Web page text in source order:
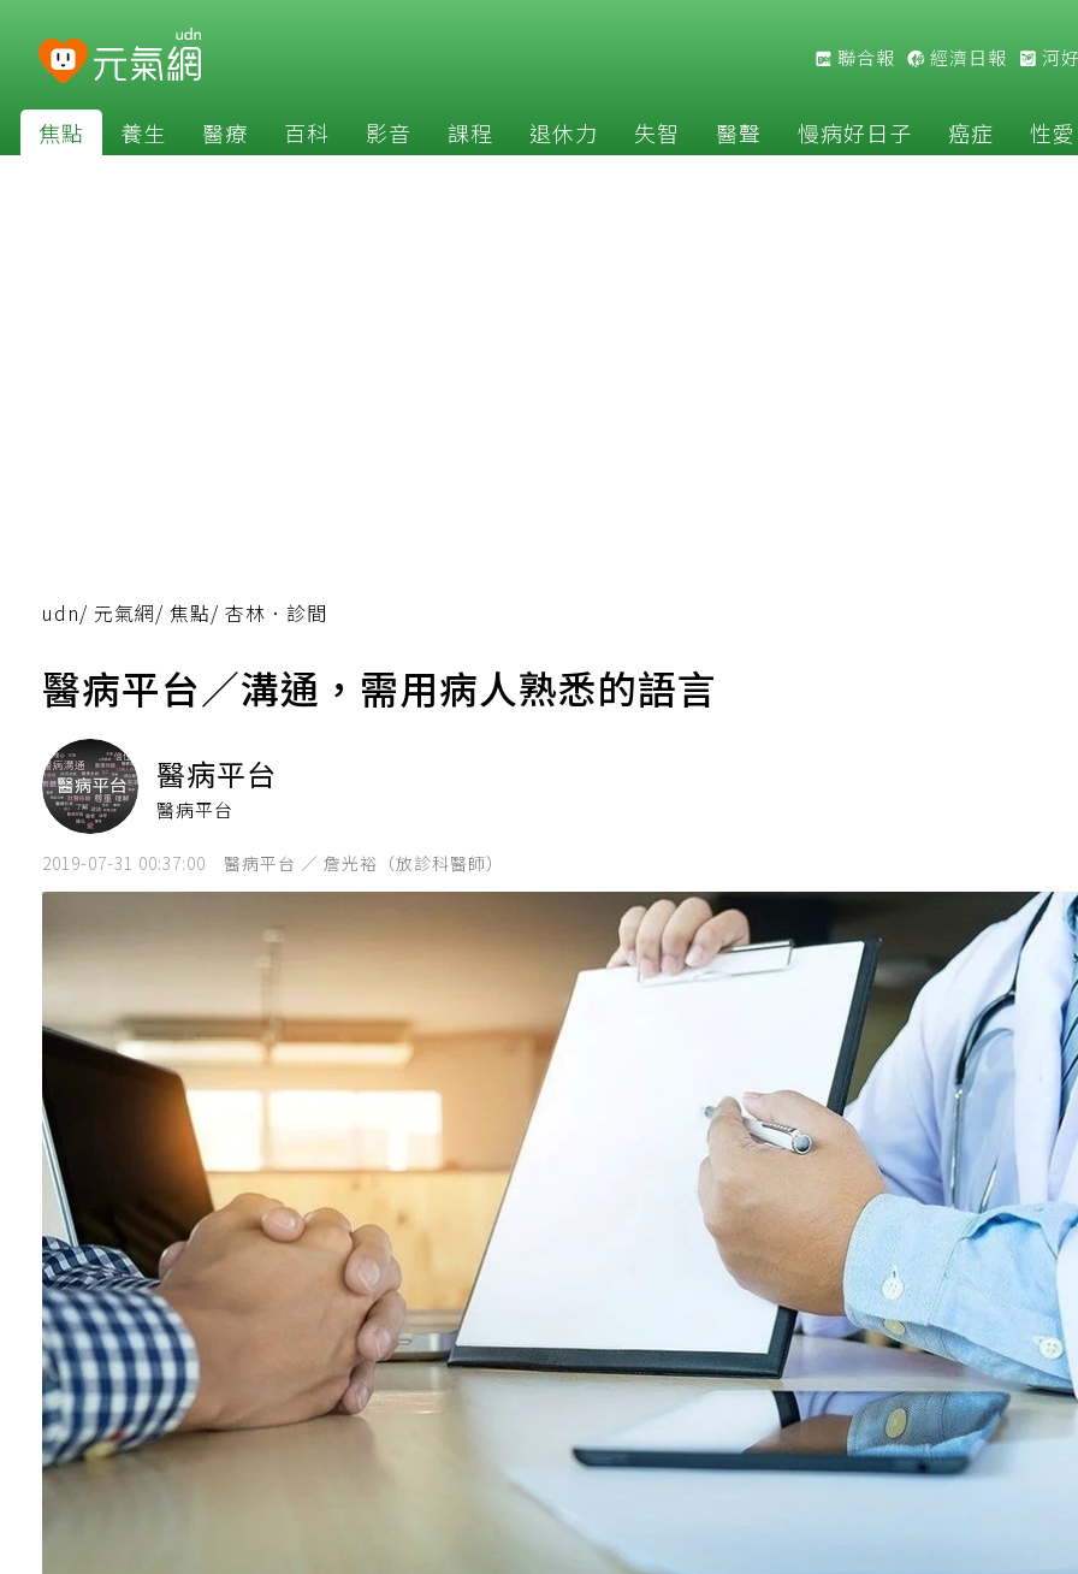
聯合報 經濟日報 河
焦點 養生 醫療 百科 影音 課程 退休力 失智 醫聲 慢病好日子 癌症 性愛
udn/ 元氣網/ 焦點/ 杏林．診間
醫病平台／溝通，需用病人熟悉的語言
醫病平台
醫病平台
2019-07-31 00:37:00 醫病平台 ／ 詹光裕（放診科醫師）